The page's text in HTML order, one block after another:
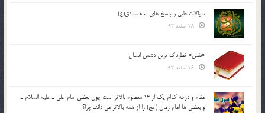
سوالات طبی و پاسخ های امام صادق(ع)
«نفس» خطرناک ترین دشمن انسان
مقام و درجه كدام يك از 14 معصوم بالاتر است چون بعضي امام علي ـ عليه السلام ـ
و بعضي ها امام زمان (عج) را از همه بالاتر مي دانند چرا؟